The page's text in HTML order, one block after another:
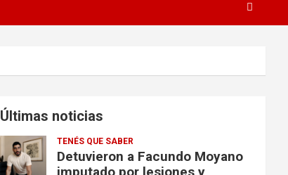
Últimas noticias
TENÉS QUE SABER
Detuvieron a Facundo Moyano